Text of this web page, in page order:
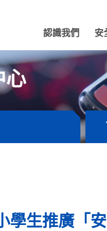
認識我們 安
心
生推廣「安